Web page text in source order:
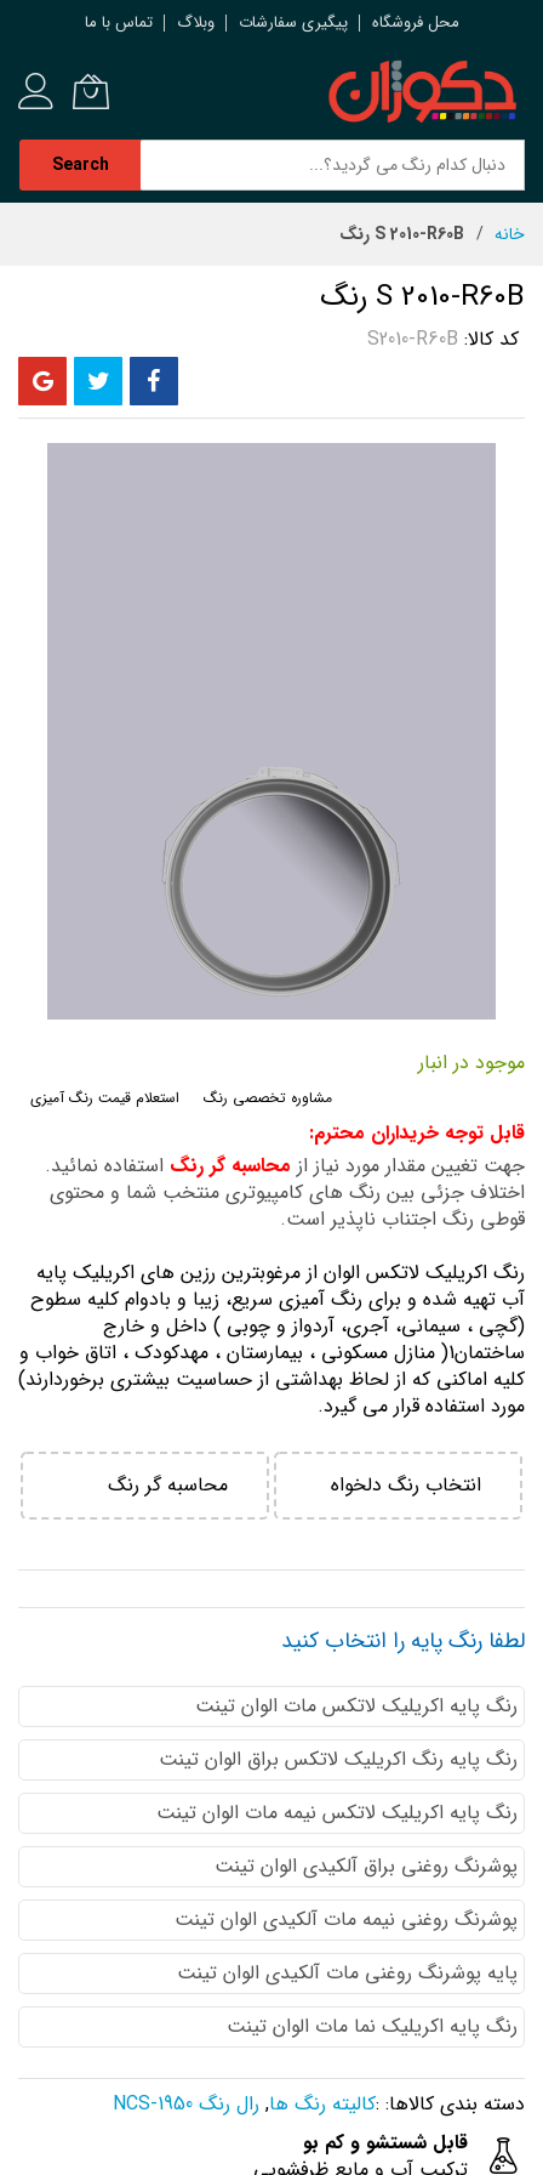
محل فروشگاه پیگیری سفارشات وبلاگ تماس با ما
Search
خانه S 2010-R60B رنگ
S 2010-R60B رنگ
کد کالا S2010-R60B
ابتدای
گالری
موجود در انبار
استعلام قیمت رنگ آمیزی مشاوره تخصصی رنگ
قابل توجه خریداران محترم:
جهت تغیین مقدار مورد نیاز از محاسبه گر رنگ استفاده نمائید.
اختلاف جزئی بین رنگ های کامپیوتری منتخب شما و محتوی
قوطی رنگ اجتناب ناپذیر است.
رنگ اكريليك لاتكس الوان از مرغوبترين رزين هاي اكريليك پايه
آب تهيه شده و برای رنگ آمیزی سریع، زیبا و بادوام کلیه سطوح
(گچی ، سیمانی، آجری، آردواز و چوبی ) داخل و خارج
ساختمان1( منازل مسكوني ، بيمارستان ، مهدكودك ، اتاق خواب و
كليه اماكني كه از لحاظ بهداشتي از حساسيت بيشتري برخوردارند)
مورد استفاده قرار می گیرد.
انتخاب رنگ دلخواه محاسبه گر رنگ
لطفا رنگ پایه را انتخاب کنید
رنگ پایه اكريليك لاتكس مات الوان تینت
رنگ پایه رنگ اكريليك لاتكس براق الوان تینت
رنگ پایه اكريليك لاتكس نيمه مات الوان تینت
پوشرنگ روغنی براق آلکیدی الوان تینت
پوشرنگ روغنی نیمه مات آلکیدی الوان تینت
پایه پوشرنگ روغنی مات آلکیدی الوان تینت
رنگ پایه اکریلیک نما مات الوان تینت
دسته بندی کالاها: :کالیته رنگ ها, رال رنگ NCS-1950
قابل شستشو و کم بو